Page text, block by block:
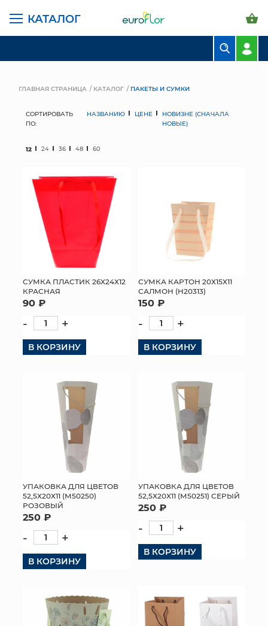
КАТАЛОГ
ГОРШКИ И КАШПО
ГРУНТЫ И УДОБРЕНИЯ
ПРЕДМЕТЫ ИНТЕРЬЕРА
МЯГКИЕ ИГРУШКИ
КОРЗИНЫ
ЯЩИКИ
ИСКУССТВЕННЫЕ ЦВЕТЫ
ОПТОВЫМ КЛИЕНТАМ
ДОСТАВКА И ОПЛАТА
КОНТАКТЫ
ГЛАВНАЯ СТРАНИЦА КАТАЛОГ ПАКЕТЫ И СУМКИ
СОРТИРОВАТЬ
ПО:
НАЗВАНИЮ ЦЕНЕ
НОВИЗНЕ (СНАЧАЛА
НОВЫЕ)
12 24 36 48 60
СУМКА ПЛАСТИК 26Х24Х12
КРАСНАЯ
90 ₽
- +
В КОРЗИНУ
СУМКА КАРТОН 20Х15Х11
САЛМОН (H20313)
150 ₽
- +
В КОРЗИНУ
УПАКОВКА ДЛЯ ЦВЕТОВ
52,5Х20Х11 (М50250)
РОЗОВЫЙ
250 ₽
- +
В КОРЗИНУ
УПАКОВКА ДЛЯ ЦВЕТОВ
52,5Х20Х11 (М50251) СЕРЫЙ
250 ₽
- +
В КОРЗИНУ